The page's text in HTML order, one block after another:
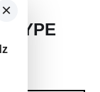
×
TYPE